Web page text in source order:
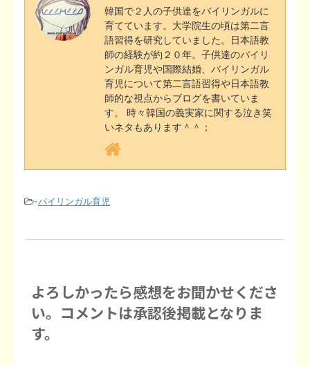
o
o
e
o
t
e
t
r
s
t
i
n
k
l
韓国で２人の子供達をバイリンガルに
育てています。大学院生の頃は第二言
語習得を研究していました。日本語教
師の経験が約２０年。子供達のバイリ
ンガル育児や国際結婚、バイリンガル
育児について第二言語習得や日本語教
師的な視点からブログを書いていま
す。 時々韓国の義実家に関する泣き笑
いネタもあります＾＾；
-バイリンガル育児
よろしかったら感想をお聞かせくださ
い。コメントは承認後掲載となりま
す。